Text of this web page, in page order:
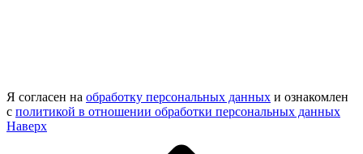
Я согласен на обработку персональных данных и ознакомлен
с политикой в отношении обработки персональных данных
Наверх